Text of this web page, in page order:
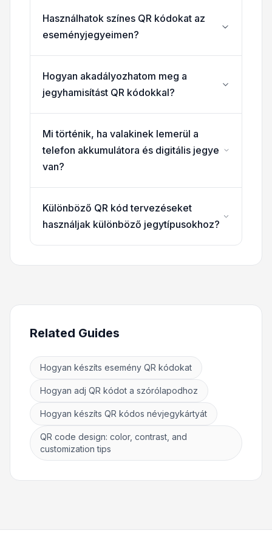
Használhatok színes QR kódokat az
eseményjegyeimen?
Hogyan akadályozhatom meg a
jegyhamisítást QR kódokkal?
Mi történik, ha valakinek lemerül a
telefon akkumulátora és digitális jegye
van?
Különböző QR kód tervezéseket
használjak különböző jegytípusokhoz?
Related Guides
Hogyan készíts esemény QR kódokat
Hogyan adj QR kódot a szórólapodhoz
Hogyan készíts QR kódos névjegykártyát
QR code design: color, contrast, and
customization tips